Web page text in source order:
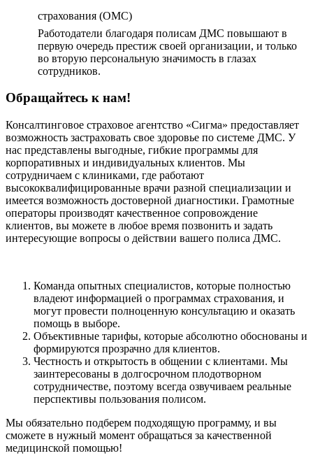
страхования (ОМС)
Работодатели благодаря полисам ДМС повышают в
первую очередь престиж своей организации, и только
во вторую персональную значимость в глазах
сотрудников.
Обращайтесь к нам!
Консалтинговое страховое агентство «Сигма» предоставляет
возможность застраховать свое здоровье по системе ДМС. У
нас представлены выгодные, гибкие программы для
корпоративных и индивидуальных клиентов. Мы
сотрудничаем с клиниками, где работают
высококвалифицированные врачи разной специализации и
имеется возможность достоверной диагностики. Грамотные
операторы производят качественное сопровождение
клиентов, вы можете в любое время позвонить и задать
интересующие вопросы о действии вашего полиса ДМС.
Команда опытных специалистов, которые полностью
владеют информацией о программах страхования, и
могут провести полноценную консультацию и оказать
помощь в выборе.
Объективные тарифы, которые абсолютно обоснованы и
формируются прозрачно для клиентов.
Честность и открытость в общении с клиентами. Мы
заинтересованы в долгосрочном плодотворном
сотрудничестве, поэтому всегда озвучиваем реальные
перспективы пользования полисом.
Мы обязательно подберем подходящую программу, и вы
сможете в нужный момент обращаться за качественной
медицинской помощью!